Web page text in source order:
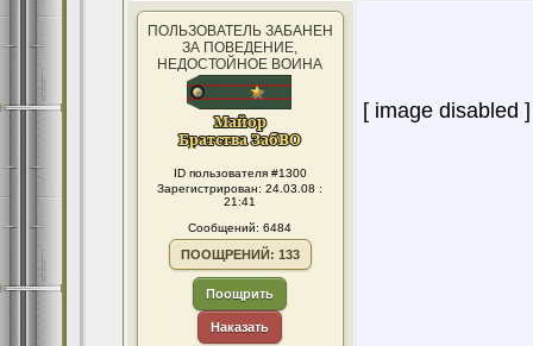
ПОЛЬЗОВАТЕЛЬ ЗАБАНЕН
ЗА ПОВЕДЕНИЕ,
НЕДОСТОЙНОЕ ВОИНА
ID пользователя #1300
Зарегистрирован: 24.03.08 :
21:41
Сообщений: 6484
ПООЩРЕНИЙ: 133
Поощрить
Наказать
[ image disabled ]